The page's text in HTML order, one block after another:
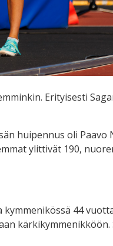
Erityisesti
huipennus oli Paavo
ylittivät 190,
44
kärkikymmenikköön.